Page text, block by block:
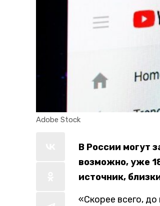
Adobe Stock
В России могут
возможно, уже
источник,
«Скорее всего,